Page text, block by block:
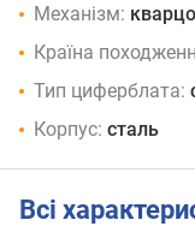
Механізм:
Країна
Тип циферблата:
Корпус: сталь
Всі